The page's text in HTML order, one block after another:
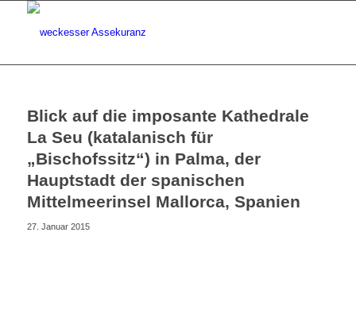
Blick auf die imposante Kathedrale
La Seu (katalanisch für
„Bischofssitz“) in Palma, der
Hauptstadt der spanischen
Mittelmeerinsel Mallorca, Spanien
27. Januar 2015